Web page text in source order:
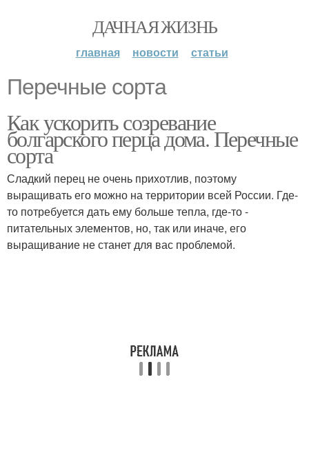
ДАЧНАЯ ЖИЗНЬ
главная новости статьи
Перечные сорта
Как ускорить созревание
болгарского перца дома. Перечные
сорта
Сладкий перец не очень прихотлив, поэтому
выращивать его можно на территории всей России. Где-
то потребуется дать ему больше тепла, где-то -
питательных элементов, но, так или иначе, его
выращивание не станет для вас проблемой.